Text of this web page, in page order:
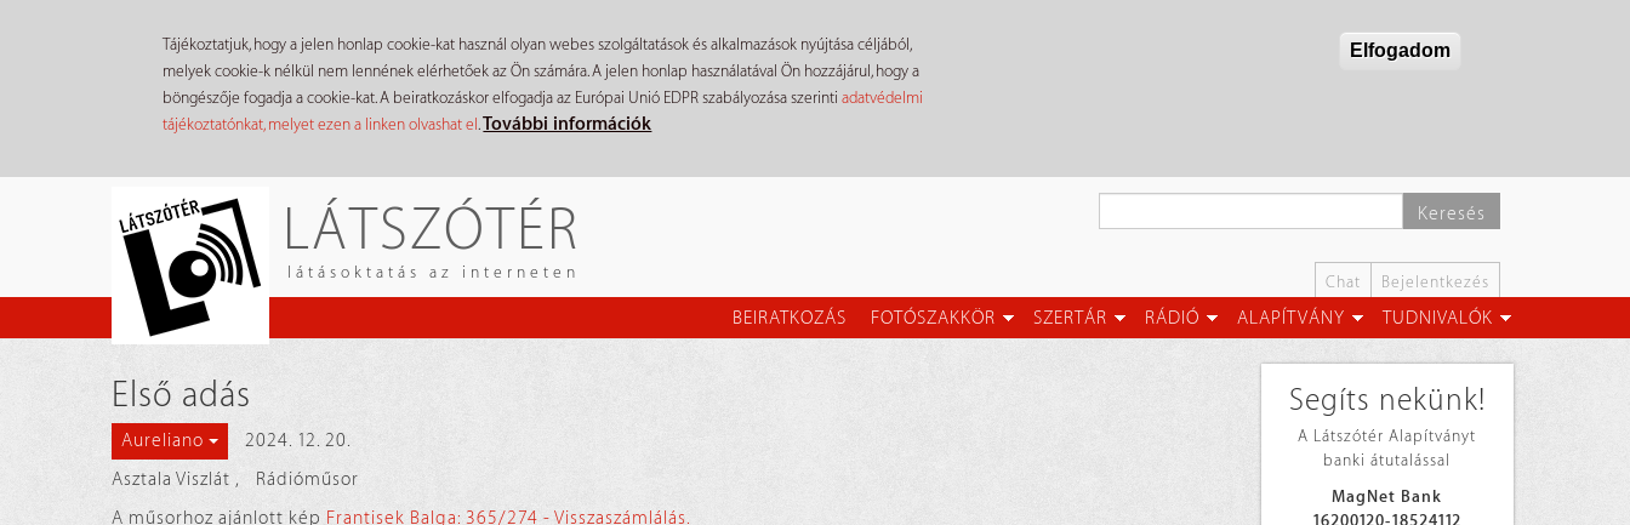
Tájékoztatjuk, hogy a jelen honlap cookie-kat használ olyan webes szolgáltatások és alkalmazások nyújtása céljából,
melyek cookie-k nélkül nem lennének elérhetőek az Ön számára. A jelen honlap használatával Ön hozzájárul, hogy a
böngészője fogadja a cookie-kat. A beiratkozáskor elfogadja az Európai Unió EDPR szabályozása szerintiadatvédelmi
tájékoztatónkat, melyet ezen a linken olvashat el.További információk
Elfogadom
LÁTSZÓTÉR
látásoktatás az interneten
Keresés
Chat Bejelentkezés
BEIRATKOZÁS FOTÓSZAKKÖR SZERTÁR RÁDIÓ ALAPÍTVÁNY TUDNIVALÓK
Első adás
Aureliano
2024. 12. 20.
Asztala Viszlát ,
Rádióműsor
A műsorhoz ajánlott kép Frantisek Balga: 365/274 - Visszaszámlálás.
Segíts nekünk!
A Látszótér Alapítványt
banki átutalással
MagNet Bank
16200120-18524112